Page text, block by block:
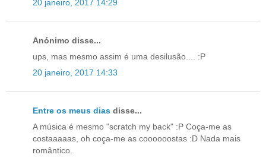
20 janeiro, 2017 14:29
Anónimo disse...
ups, mas mesmo assim é uma desilusão.... :P
20 janeiro, 2017 14:33
Entre os meus dias disse...
A música é mesmo "scratch my back" :P Coça-me as
costaaaaas, oh coça-me as coooooostas :D Nada mais
romântico.